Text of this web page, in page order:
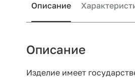
Описание
Описание
Изделие имеет